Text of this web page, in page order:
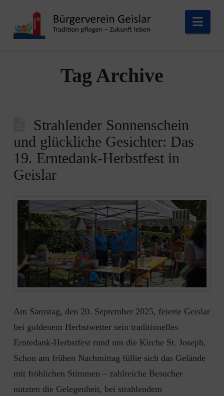
Tag Archive
Strahlender Sonnenschein
und glückliche Gesichter: Das
19. Erntedank-Herbstfest in
Geislar
Am Samstag, den 20. September 2025, feierte Geislar
bei goldenem Herbstwetter sein traditionelles
Erntedank-Herbstfest rund um die Kirche St. Joseph.
Schon am frühen Nachmittag füllte sich das Gelände
mit fröhlichen Stimmen – zahlreiche Besucher
nutzten die Gelegenheit, bei strahlendem